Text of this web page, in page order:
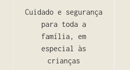
Cuidado e segurança
para toda a
família, em
especial às
crianças